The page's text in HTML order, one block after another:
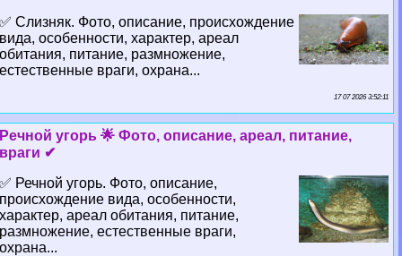
✅ Слизняк. Фото, описание, происхождение
вида, особенности, хаpaктер, ареал
обитания, питание, размножение,
естественные враги, охрана...
17 07 2026 3:52:11
Речной угорь 🌟 Фото, описание, ареал, питание,
враги ✔
✅ Речной угорь. Фото, описание,
происхождение вида, особенности,
хаpaктер, ареал обитания, питание,
размножение, естественные враги,
охрана...